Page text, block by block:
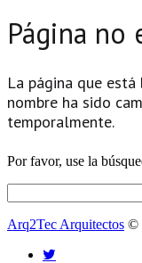
Página no
La página que
nombre ha sido
temporalmente.
Por favor, use la
Arq2Tec Arquitectos ©